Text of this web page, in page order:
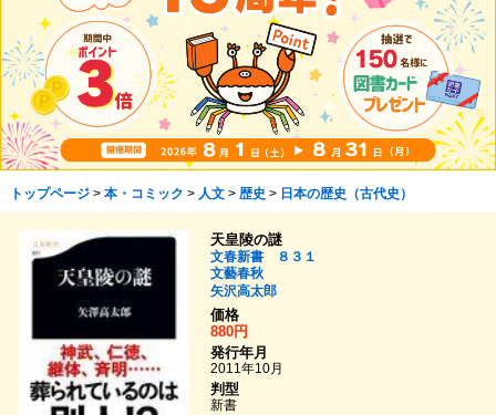
トップページ> 本・コミック > 人文> 歴史 > 日本の歴史（古代史）
天皇陵の謎
文春新書 ８３１
文藝春秋
矢沢高太郎
価格
880円
発行年月
2011年10月
判型
新書